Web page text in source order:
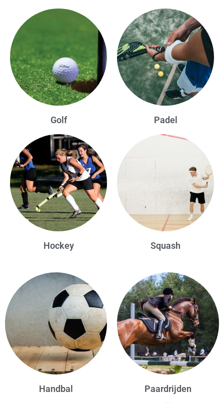
Golf Padel
Hockey Squash
Handbal Paardrijden